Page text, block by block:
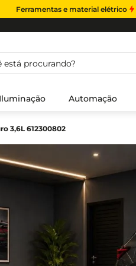
Ferramentas e material elétrico
procurando?
Iluminação Automação
3,6L 612300802